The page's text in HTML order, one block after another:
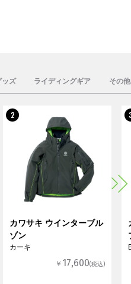
ッズ ライディングギア その
2
カワサキ ウインターブル
ゾン
カーキ
￥ 17,600(税込)